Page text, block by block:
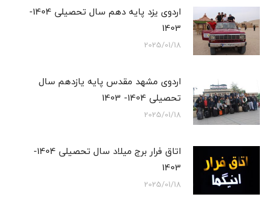
اردوی یزد پایه دهم سال تحصیلی 1404-
1403
2025/01/18
اردوی مشهد مقدس پایه یازدهم سال
تحصیلی 1404- 1403
2025/01/18
اتاق فرار برج میلاد سال تحصیلی 1404-
1403
2025/01/18